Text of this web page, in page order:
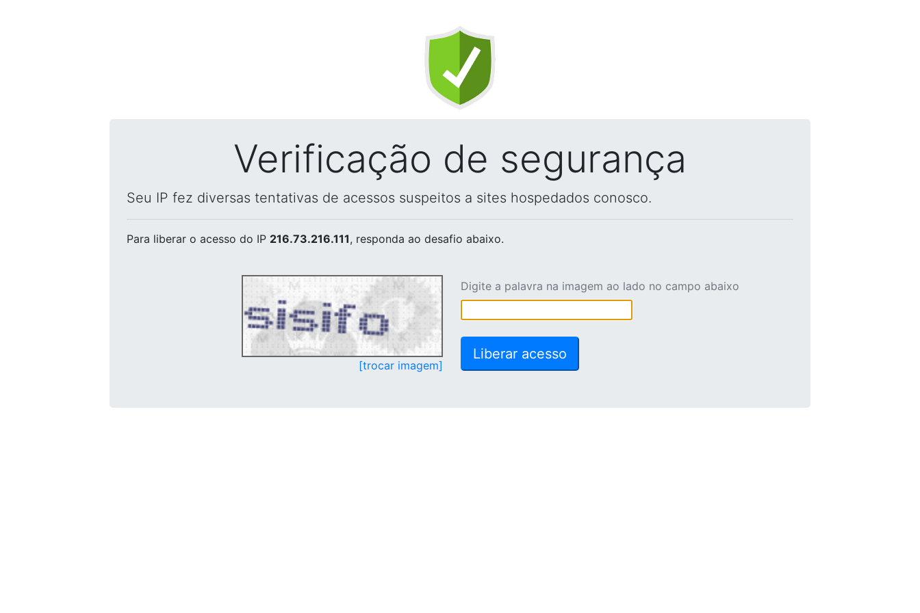
Verificação de segurança
Seu IP fez diversas tentativas de acessos suspeitos a sites hospedados conosco.
Para liberar o acesso do IP 216.73.216.111, responda ao desafio abaixo.
[trocar imagem]
Digite a palavra na imagem ao lado no campo abaixo